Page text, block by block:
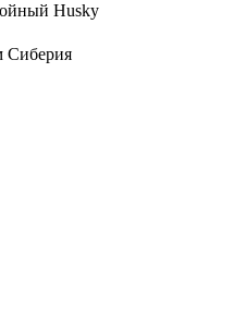
Husky
Сиберия